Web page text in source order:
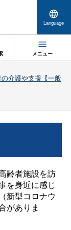
Language
メニュー
介護や支援【一般
齢者施設を訪
を身近に感じ
新型コロナウ
がありま